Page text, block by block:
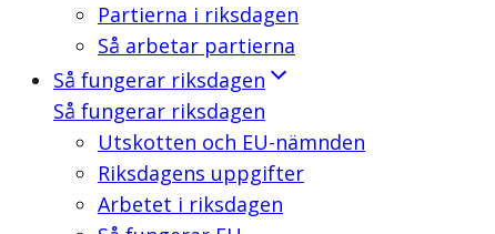
Partierna i riksdagen
Så arbetar partierna
Så fungerar riksdagen
Så fungerar riksdagen
Utskotten och EU-nämnden
Riksdagens uppgifter
Arbetet i riksdagen